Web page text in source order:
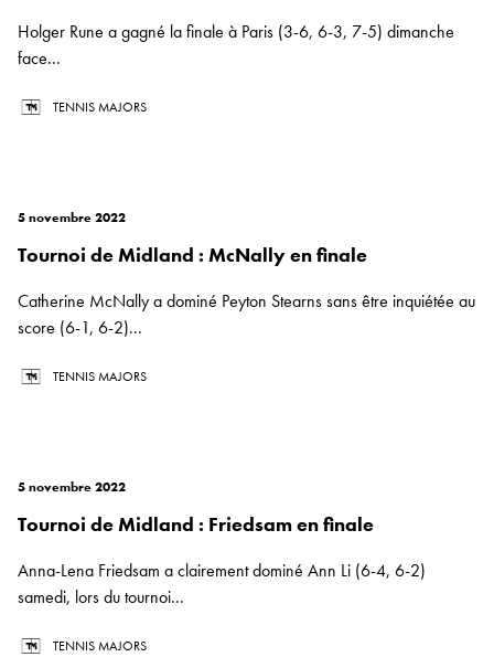
Holger Rune a gagné la finale à Paris (3-6, 6-3, 7-5) dimanche
face...
TENNIS MAJORS
5 novembre 2022
Tournoi de Midland : McNally en finale
Catherine McNally a dominé Peyton Stearns sans être inquiétée au
score (6-1, 6-2)...
TENNIS MAJORS
5 novembre 2022
Tournoi de Midland : Friedsam en finale
Anna-Lena Friedsam a clairement dominé Ann Li (6-4, 6-2)
samedi, lors du tournoi...
TENNIS MAJORS